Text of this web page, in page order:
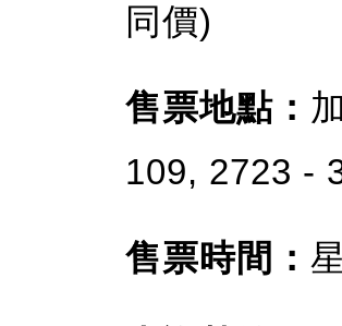
同價)
售票地點：
109, 2723 -
售票時間：